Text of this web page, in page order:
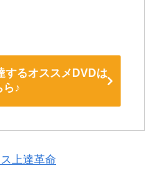
するオススメDVDは
ら♪
上達革命